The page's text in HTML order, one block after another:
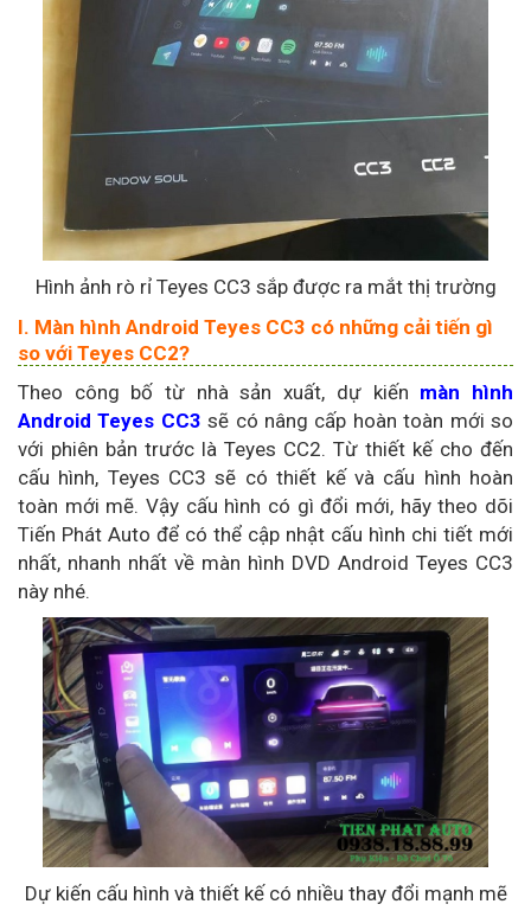
Hình ảnh rò rỉ Teyes CC3 sắp được ra mắt thị trường
I. Màn hình Android Teyes CC3 có những cải tiến gì
so với Teyes CC2?
Theo công bố từ nhà sản xuất, dự kiến màn hình
Android Teyes CC3 sẽ có nâng cấp hoàn toàn mới so
với phiên bản trước là Teyes CC2. Từ thiết kế cho đến
cấu hình, Teyes CC3 sẽ có thiết kế và cấu hình hoàn
toàn mới mẽ. Vậy cấu hình có gì đổi mới, hãy theo dõi
Tiến Phát Auto để có thể cập nhật cấu hình chi tiết mới
nhất, nhanh nhất về màn hình DVD Android Teyes CC3
này nhé.
Dự kiến cấu hình và thiết kế có nhiều thay đổi mạnh mẽ